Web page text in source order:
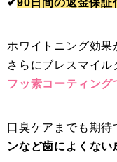
✔︎90日間の返金保証
ホワイトニング効果
さらにブレスマイル
フッ素コーティング
口臭ケアまでも期
ンなど歯によくない